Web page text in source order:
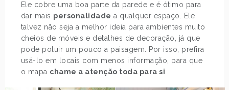
Ele cobre uma boa parte da parede e é ótimo para
dar mais personalidade a qualquer espaço. Ele
talvez não seja a melhor ideia para ambientes muito
cheios de móveis e detalhes de decoração, já que
pode poluir um pouco a paisagem. Por isso, prefira
usá-lo em locais com menos informação, para que
o mapa chame a atenção toda para si